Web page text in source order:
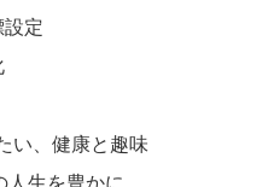
設定
い、健康と趣味
人生を豊かに